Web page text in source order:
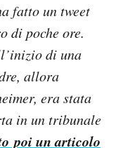
fatto un tweet
di poche ore.
di una
allora
era stata
in un tribunale
poi un articolo